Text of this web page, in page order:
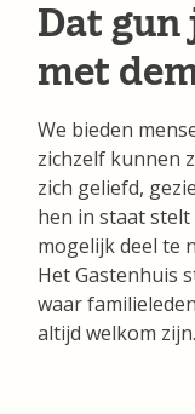
Dat gun
met
We bieden
zichzelf kunnen
zich geliefd,
hen in staat
mogelijk deel te
Het Gastenhuis
waar
altijd welkom